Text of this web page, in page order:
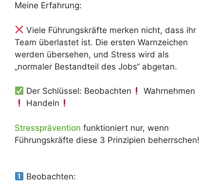
Meine Erfahrung:
Viele Führungskräfte merken nicht, dass ihr
Team überlastet ist. Die ersten Warnzeichen
werden übersehen, und Stress wird als
„normaler Bestandteil des Jobs“ abgetan.
Der Schlüssel: Beobachten
Wahrnehmen
Handeln
Stressprävention funktioniert nur, wenn
Führungskräfte diese 3 Prinzipien beherrschen!
Beobachten: